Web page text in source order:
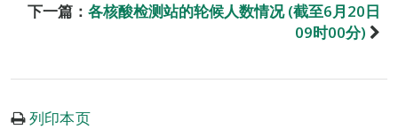
下一篇： 各核酸检测站的轮候人数情况 (截至6月20日
09时00分)
列印本页